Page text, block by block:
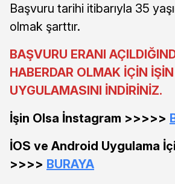
Başvuru tarihi itibarıyla 35
olmak şarttır.
BAŞVURU ERANI
HABERDAR OLMAK İÇİN
UYGULAMASINI İNDİRİNİZ.
İşin Olsa İnstagram >>>>>
İOS ve Android Uygulama
>>>> BURAYA